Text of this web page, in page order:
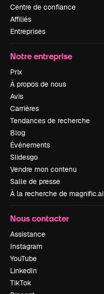
Centre de confiance
Affiliés
Entreprises
Notre entreprise
Prix
À propos de nous
Avis
Carrières
Tendances de recherche
Blog
Événements
Slidesgo
Vendre mon contenu
Salle de presse
À la recherche de magnific.ai
Nous contacter
Assistance
Instagram
YouTube
LinkedIn
TikTok